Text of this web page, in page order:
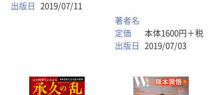
出版日
2019/07/11
著者名
定価
本体1600円＋税
出版日
2019/07/03